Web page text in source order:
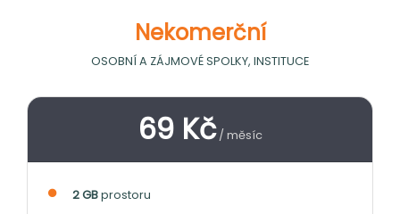
Nekomerční
OSOBNÍ A ZÁJMOVÉ SPOLKY, INSTITUCE
69 Kč/ měsíc
2 GBprostoru